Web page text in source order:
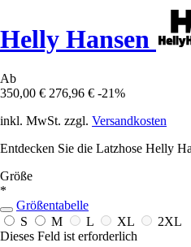
Helly Hansen
Ab
350,00 € 276,96 € -21%
inkl. MwSt. zzgl. Versandkosten
Entdecken Sie die Latzhose Helly
Größe
*
Größentabelle
S
M L XL
2XL
Dieses Feld ist erforderlich